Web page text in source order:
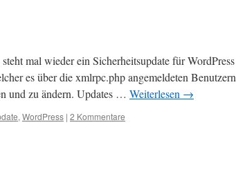
mal wieder ein Sicherheitsupdate für WordPress
es über die xmlrpc.php angemeldeten Benutzern
und zu ändern. Updates … Weiterlesen →
, WordPress | 2 Kommentare